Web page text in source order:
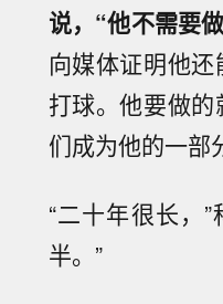
说，“他不需要
向媒体证明他
打球。他要做
们成为他的一部
“二十年很长，
半。”